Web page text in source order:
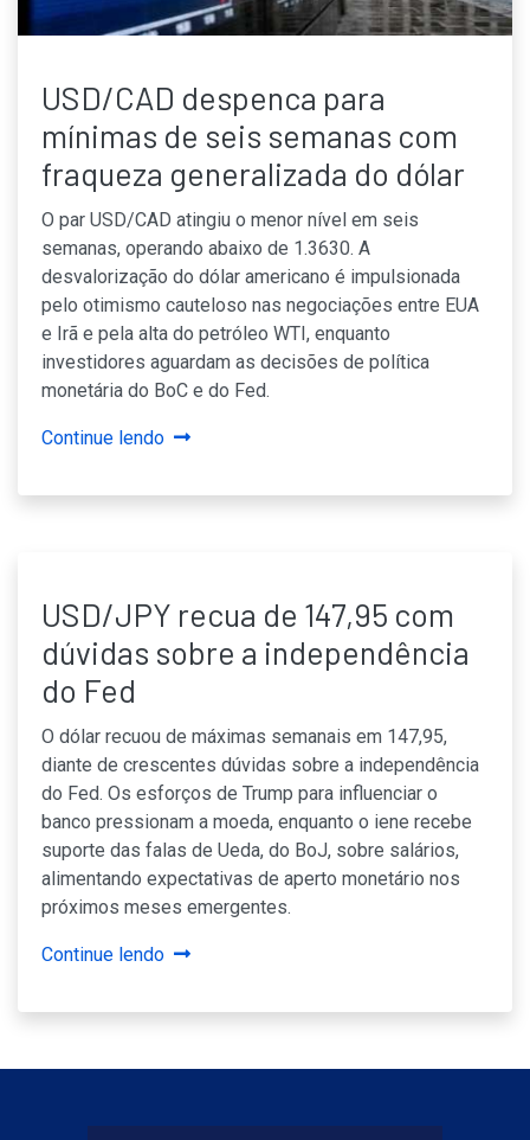
USD/CAD despenca para
mínimas de seis semanas com
fraqueza generalizada do dólar
O par USD/CAD atingiu o menor nível em seis
semanas, operando abaixo de 1.3630. A
desvalorização do dólar americano é impulsionada
pelo otimismo cauteloso nas negociações entre EUA
e Irã e pela alta do petróleo WTI, enquanto
investidores aguardam as decisões de política
monetária do BoC e do Fed.
Continue lendo
USD/JPY recua de 147,95 com
dúvidas sobre a independência
do Fed
O dólar recuou de máximas semanais em 147,95,
diante de crescentes dúvidas sobre a independência
do Fed. Os esforços de Trump para influenciar o
banco pressionam a moeda, enquanto o iene recebe
suporte das falas de Ueda, do BoJ, sobre salários,
alimentando expectativas de aperto monetário nos
próximos meses emergentes.
Continue lendo